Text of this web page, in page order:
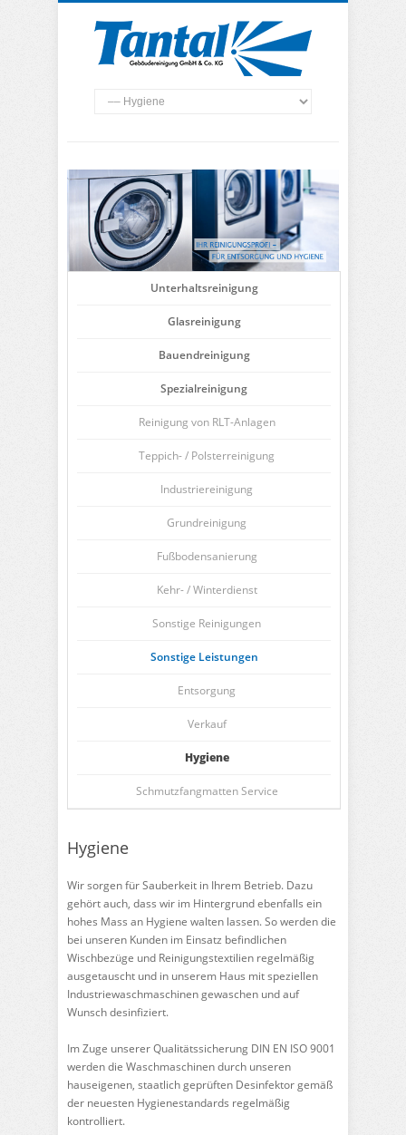
Unterhaltsreinigung
Glasreinigung
Bauendreinigung
Spezialreinigung
Reinigung von RLT-Anlagen
Teppich- / Polsterreinigung
Industriereinigung
Grundreinigung
Fußbodensanierung
Kehr- / Winterdienst
Sonstige Reinigungen
Sonstige Leistungen
Entsorgung
Verkauf
Hygiene
Schmutzfangmatten Service
Hygiene
Wir sorgen für Sauberkeit in Ihrem Betrieb. Dazu
gehört auch, dass wir im Hintergrund ebenfalls ein
hohes Mass an Hygiene walten lassen. So werden die
bei unseren Kunden im Einsatz befindlichen
Wischbezüge und Reinigungstextilien regelmäßig
ausgetauscht und in unserem Haus mit speziellen
Industriewaschmaschinen gewaschen und auf
Wunsch desinfiziert.
Im Zuge unserer Qualitätssicherung DIN EN ISO 9001
werden die Waschmaschinen durch unseren
hauseigenen, staatlich geprüften Desinfektor gemäß
der neuesten Hygienestandards regelmäßig
kontrolliert.